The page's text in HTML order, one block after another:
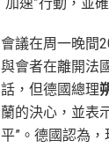
會議在周一晚間
與會者在離開法
話，但德國總理
蘭的決心，並表
平”。德國認為